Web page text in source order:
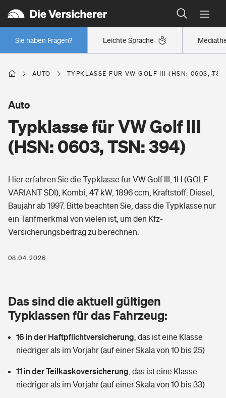
Leichte Sprache
Sie haben Fragen?
Wer versichert was: Jetzt Versicherer finden
Regionalklassen: So ist Ihre Region eingestuft
Wer versichert was: Jetzt Versicherer finden
Berufsunfähigkeitsversicherung
Erwerbsunfähigkeitsversicherung
Grundfähigkeitsversicherung
Arbeitsrechtsschutz
Berufshaftpflichtversicherung
Zur Übersicht
Tools
Wer versichert was: Jetzt Versicherer finden
Sie haben Fragen?
Wohnen
Glasversicherung
Mietkautionsversicherung
Restkreditversicherung
Freizeit
Pri­vate Haft­pflicht­
Kinderunfall­ver­si­che­rung
Kinderinvalidität
Reiseversicherung
Gesundheit
Private Krankenversicherung
Dread-Disease-Versicherung
Tierkrankenversicherung
AUTO TYPKLASSE FÜR VW GOLF III (HSN: 0603,
Typklasse für VW Golf III
(HSN: 0603, TSN: 394)
Auto
Hier erfahren Sie die Typklasse für VW Golf III, 1H (GOLF
VARIANT SDI), Kombi, 47 kW, 1896 ccm, Kraftstoff: Diesel,
Baujahr ab 1997. Bitte beachten Sie, dass die Typklasse nur
ein Tarifmerkmal von vielen ist, um den Kfz-
Versicherungsbeitrag zu berechnen.
08.04.2026
Das sind die aktuell gültigen
Typklassen für das Fahrzeug:
16 in der Haftpflichtversicherung das ist eine Klasse
niedriger als im Vorjahr (auf einer Skala von 10 bis 25)
11 in der Teilkaskoversicherung das ist eine Klasse
niedriger als im Vorjahr (auf einer Skala von 10 bis 33)